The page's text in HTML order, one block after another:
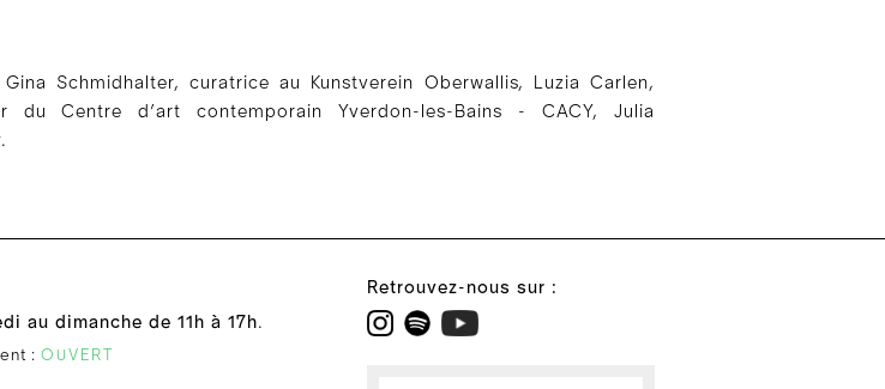
Schmidhalter, curatrice au Kunstverein Oberwallis, Luzia Carlen,
du Centre d’art contemporain Yverdon-les-Bains - CACY, Julia
au dimanche de 11h à 17h.
: OUVERT
Retrouvez-nous sur :